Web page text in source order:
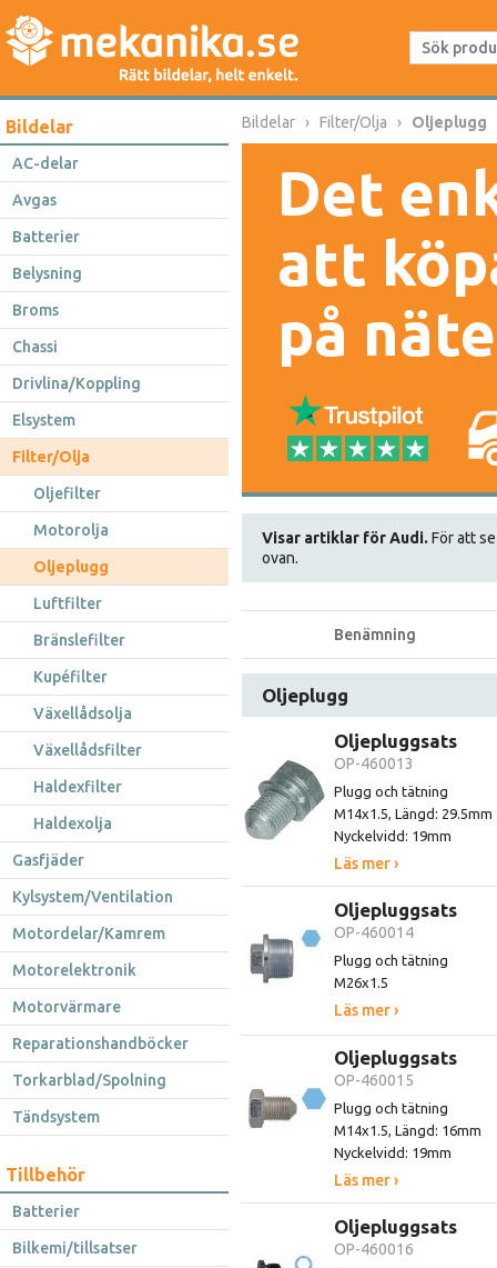
Bildelar
AC-delar
Avgas
Batterier
Belysning
Broms
Chassi
Drivlina/Koppling
Elsystem
Filter/Olja
Oljefilter
Motorolja
Oljeplugg
Luftfilter
Bränslefilter
Kupéfilter
Växellådsolja
Växellådsfilter
Haldexfilter
Haldexolja
Gasfjäder
Kylsystem/Ventilation
Motordelar/Kamrem
Motorelektronik
Motorvärmare
Reparationshandböcker
Torkarblad/Spolning
Tändsystem
Tillbehör
Batterier
Bilkemi/tillsatser
Bildelar Filter/Olja Oljeplugg
Det
att
på
Visar artiklar för Audi. För att
ovan.
Benämning
Oljeplugg
Oljepluggsats
OP-460013
Plugg och tätning
M14x1.5, Längd: 29.5mm
Nyckelvidd: 19mm
Läs mer ›
Oljepluggsats
OP-460014
Plugg och tätning
M26x1.5
Läs mer ›
Oljepluggsats
OP-460015
Plugg och tätning
M14x1.5, Längd: 16mm
Nyckelvidd: 19mm
Läs mer ›
Oljepluggsats
OP-460016